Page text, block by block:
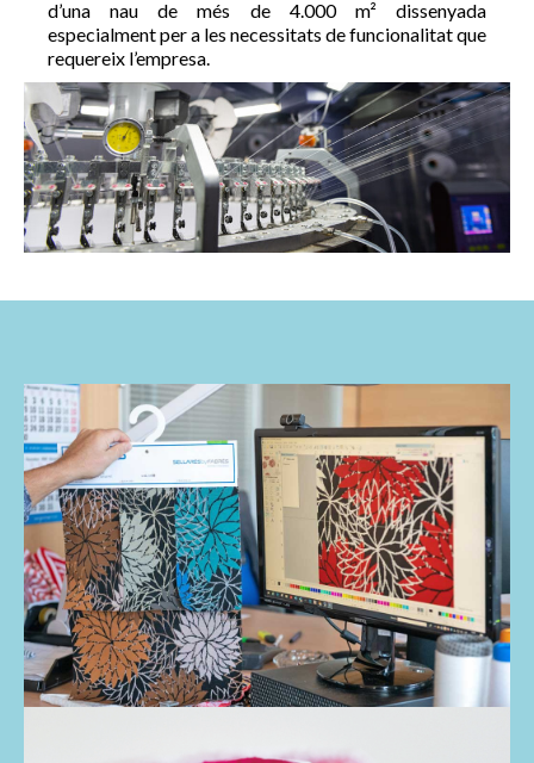
d’una nau de més de 4.000 m² dissenyada
especialment per a les necessitats de funcionalitat que
requereix l’empresa.